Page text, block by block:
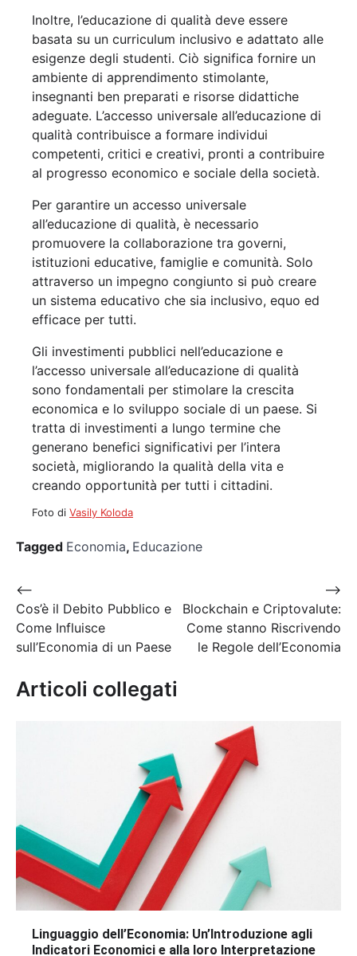
Inoltre, l’educazione di qualità deve essere
basata su un curriculum inclusivo e adattato alle
esigenze degli studenti. Ciò significa fornire un
ambiente di apprendimento stimolante,
insegnanti ben preparati e risorse didattiche
adeguate. L’accesso universale all’educazione di
qualità contribuisce a formare individui
competenti, critici e creativi, pronti a contribuire
al progresso economico e sociale della società.
Per garantire un accesso universale
all’educazione di qualità, è necessario
promuovere la collaborazione tra governi,
istituzioni educative, famiglie e comunità. Solo
attraverso un impegno congiunto si può creare
un sistema educativo che sia inclusivo, equo ed
efficace per tutti.
Gli investimenti pubblici nell’educazione e
l’accesso universale all’educazione di qualità
sono fondamentali per stimolare la crescita
economica e lo sviluppo sociale di un paese. Si
tratta di investimenti a lungo termine che
generano benefici significativi per l’intera
società, migliorando la qualità della vita e
creando opportunità per tutti i cittadini.
Foto di Vasily Koloda
Tagged Economia, Educazione
Navigazione
articoli
⟵
Cos’è il Debito Pubblico e
Come Influisce
sull’Economia di un Paese
Blockchain e Criptovalute:
Come stanno Riscrivendo
le Regole dell’Economia
⟶
Articoli collegati
Linguaggio dell’Economia: Un’Introduzione agli
Indicatori Economici e alla loro Interpretazione